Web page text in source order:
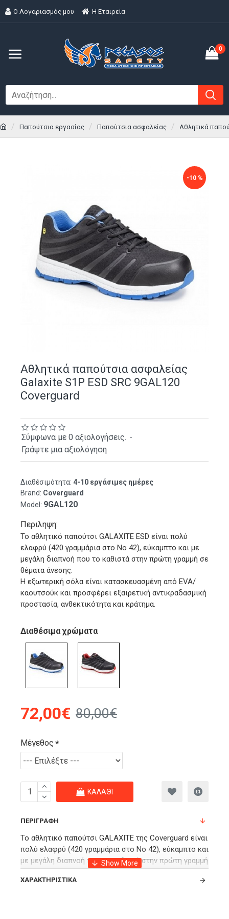
Ο Λογαριασμός μου H Εταιρεία
0
Παπούτσια εργασίας Παπούτσια ασφαλείας Αθλητικά
-10 %
Αθλητικά παπούτσια ασφαλείας
Galaxite S1P ESD SRC 9GAL120
Coverguard
Διαθέσιμότητα: 4-10 εργάσιμες ημέρες
Brand: Coverguard
Model: 9GAL120
Σύμφωνα με 0 αξιολογήσεις. -
Γράψτε μια αξιολόγηση
Περιληψη:
Το αθλητικό παπούτσι GALAXITE ESD είναι πολύ
ελαφρύ (420 γραμμάρια στο Νο 42), εύκαμπτο και με
μεγάλη διαπνοή που το καθιστά στην πρώτη γραμμή σε
θέματα άνεσης.
Η εξωτερική σόλα είναι κατασκευασμένη από EVA/
καουτσούκ και προσφέρει εξαιρετική αντικραδασμική
προστασία, ανθεκτικότητα και κράτημα.
72,00€ 80,00€
Διαθέσιμα χρώματα
Μέγεθος
ΚΑΛΆΘΙ
ΠΕΡΙΓΡΑΦΉ
Το αθλητικό παπούτσι GALAXITE της Coverguard είναι
πολύ ελαφρύ (420 γραμμάρια στο Νο 42), εύκαμπτο και
με μεγάλη διαπνοή που το καθιστά στην πρώτη γραμμή
σε θέματα άνεσης. Η εξωτερική σόλα είναι
κατασκευασμένη από EVA/καουτσούκ και προσφέρει
ΧΑΡΑΚΤΗΡΙΣΤΙΚΆ